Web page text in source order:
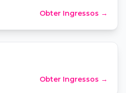
Obter Ingressos →
Obter Ingressos →